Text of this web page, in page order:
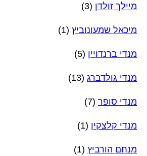
מיילך זולדן (3)
מיכאל שמעונוביץ (1)
מנדי ברנדויין (5)
מנדי גולדברג (13)
מנדי סופר (7)
מנדי קלצקין (1)
מנחם הורביץ (1)